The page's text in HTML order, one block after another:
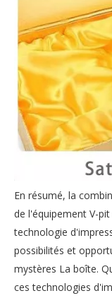
En résumé, la
de l'équipement V-
technologie
possibilités et
mystères La boîte.
ces technologies